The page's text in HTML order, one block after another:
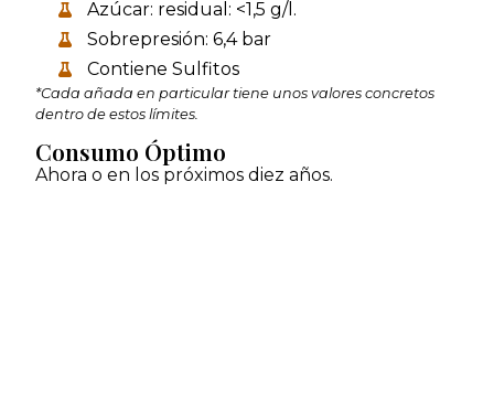
Azúcar: residual: <1,5 g/l.
Sobrepresión: 6,4 bar
Contiene Sulfitos
*Cada añada en particular tiene unos valores concretos
dentro de estos límites.
Consumo Óptimo
Ahora o en los próximos diez años.